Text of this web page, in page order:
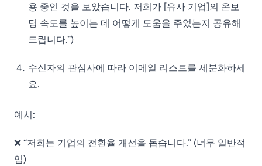
용 중인 것을 보았습니다. 저희가 [유사 기업]의 온보
딩 속도를 높이는 데 어떻게 도움을 주었는지 공유해
드립니다.”)
수신자의 관심사에 따라 이메일 리스트를 세분화하세
요.
예시:
❌ “저희는 기업의 전환율 개선을 돕습니다.” (너무 일반적
임)